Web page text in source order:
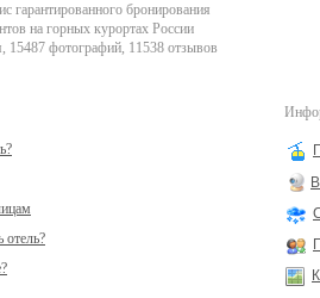
гарантированного бронирования
на горных курортах России
15487 фотографий, 11538 отзывов